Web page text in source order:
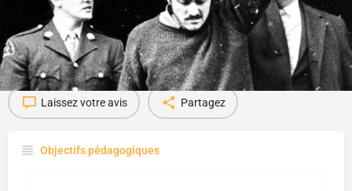
Les Rose
Fiche pédagogique Film(s) traité(s) 1 Pour aller plus
Laissez votre avis Partagez
Objectifs pédagogiques